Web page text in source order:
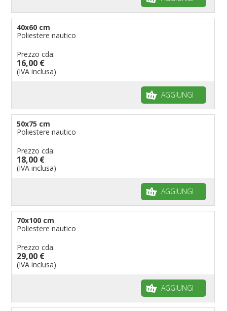
40x60 cm
Poliestere nautico
Prezzo cda:
16,00 €
(IVA inclusa)
AGGIUNGI
50x75 cm
Poliestere nautico
Prezzo cda:
18,00 €
(IVA inclusa)
AGGIUNGI
70x100 cm
Poliestere nautico
Prezzo cda:
29,00 €
(IVA inclusa)
AGGIUNGI